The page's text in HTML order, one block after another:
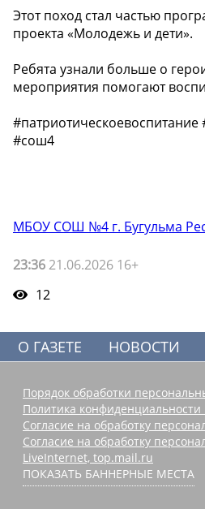
Этот поход стал частью
проекта «Молодежь и дети». ️
Ребята узнали больше о
мероприятия помогают
#сош4
МБОУ СОШ №4 г. Бугульма
23:36 21.06.2026 16+
12
О ГАЗЕТЕ НОВОСТИ
Порядок обработки
Политика
Согласие на обработку
Согласие на обработку
LiveInternet, top.mail.ru
ПОКАЗАТЬ БАННЕРНЫЕ МЕСТА